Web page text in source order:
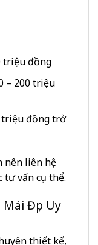
triệu đồng
– 200 triệu
triệu đồng trở
nên liên hệ
vấn cụ thể.
Đẹp Uy
thiết kế,